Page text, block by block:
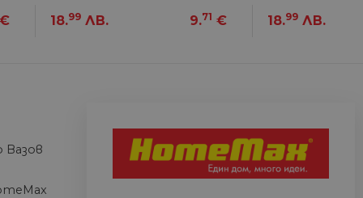
€ 18.99 ЛВ. 9.71 € 18.99 ЛВ.
Вазов
посетителите.